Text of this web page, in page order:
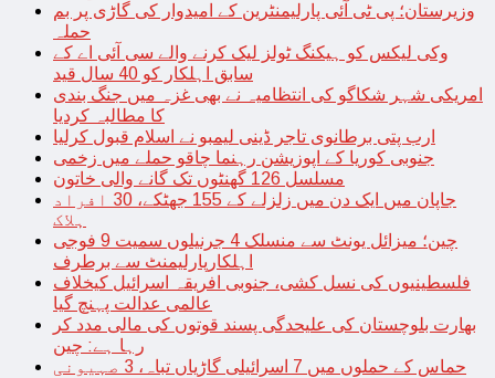
وزیرستان؛ پی ٹی آئی پارلیمنٹرین کے امیدوار کی گاڑی پر بم
حملہ
وکی لیکس کو ہیکنگ ٹولز لیک کرنے والے سی آئی اے کے
سابق اہلکار کو 40 سال قید
امریکی شہر شکاگو کی انتظامیہ نے بھی غزہ میں جنگ بندی
کا مطالبہ کردیا
ارب پتی برطانوی تاجر ڈینی لیمبو نے اسلام قبول کرلیا
جنوبی کوریا کے اپوزیشن رہنما چاقو حملے میں زخمی
مسلسل 126 گھنٹوں تک گانے والی خاتون
جاپان میں ایک دن میں زلزلے کے 155 جھٹکے، 30 افراد
ہلاک
چین؛ میزائل یونٹ سے منسلک 4 جرنیلوں سمیت 9 فوجی
اہلکارپارلیمنٹ سے برطرف
فلسطینیوں کی نسل کشی، جنوبی افریقہ اسرائیل کیخلاف
عالمی عدالت پہنچ گیا
بھارت بلوچستان کی علیحدگی پسند قوتوں کی مالی مدد کر
رہا ہے: چین
حماس کے حملوں میں 7 اسرائیلی گاڑیاں تباہ، 3 صہیونی